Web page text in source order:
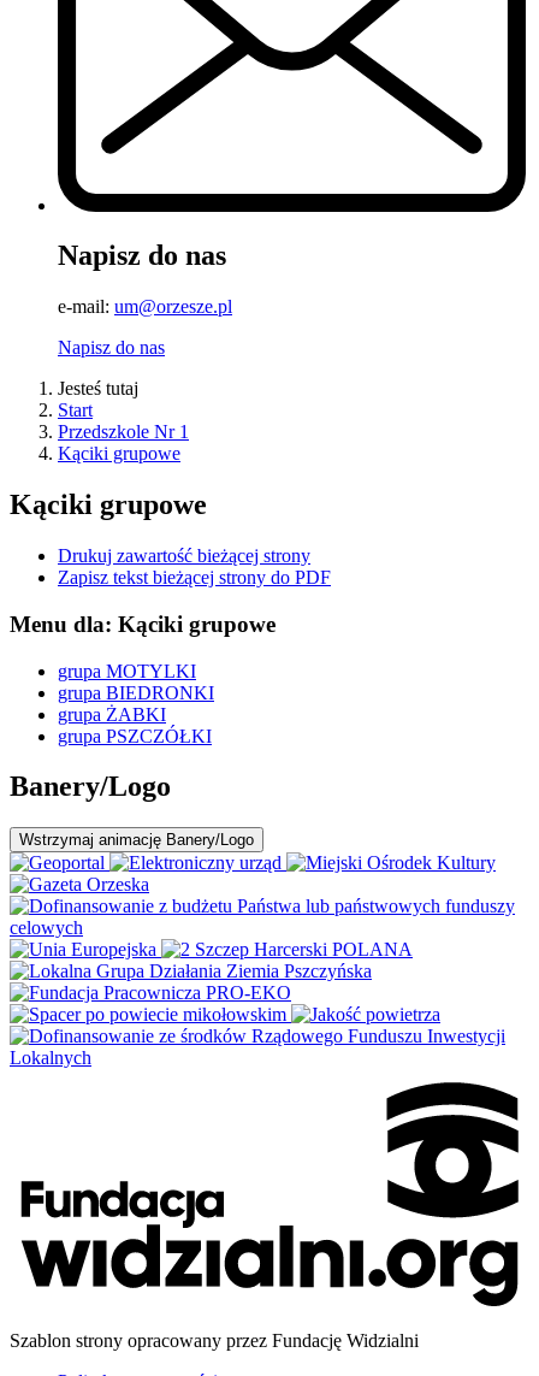
Napisz do nas
e-mail: um@orzesze.pl
Napisz do nas
Jesteś tutaj
Start
Przedszkole Nr 1
Kąciki grupowe
Kąciki grupowe
Drukuj zawartość bieżącej strony
Zapisz tekst bieżącej strony do PDF
Menu dla: Kąciki grupowe
grupa MOTYLKI
grupa BIEDRONKI
grupa ŻABKI
grupa PSZCZÓŁKI
Banery/Logo
Wstrzymaj animację Banery/Logo
Szablon strony opracowany przez Fundację Widzialni